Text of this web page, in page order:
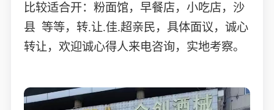
比较适合开：粉面馆，早餐店，小吃店，沙
县 等等，转.让.佳.超亲民，具体面议，诚心
转让，欢迎诚心得人来电咨询，实地考察。